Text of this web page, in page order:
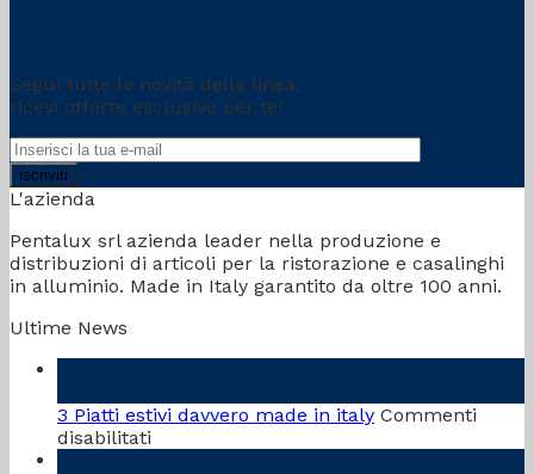
Segui tutte le novità della linea,
ricevi offerte esclusive per te!
L'azienda
Pentalux srl azienda leader nella produzione e
distribuzioni di articoli per la ristorazione e casalinghi
in alluminio. Made in Italy garantito da oltre 100 anni.
Ultime News
3 Piatti estivi davvero made in italy Commenti
disabilitati